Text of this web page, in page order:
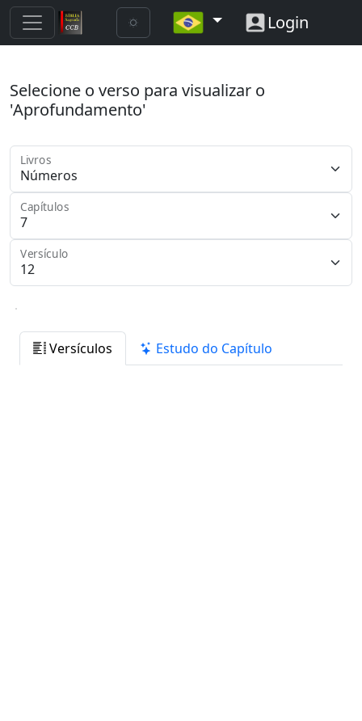
Login
Selecione o verso para visualizar o
'Aprofundamento'
Livros
Capítulos
Versículo
Versículos Estudo do Capítulo